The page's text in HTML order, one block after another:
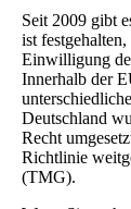
Seit 2009 gibt
ist
Einwilligung
Innerhalb der
Deutschland
Recht
Richtlinie
(TMG).